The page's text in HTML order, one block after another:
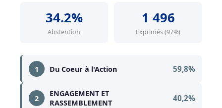
34.2%
Abstention
1 496
Exprimés (97%)
1 Du Coeur à l'Action 59,8%
2
ENGAGEMENT ET
RASSEMBLEMENT
40,2%